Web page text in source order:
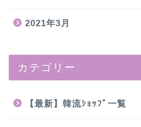
2021年3月
カテゴリー
【最新】韓流ｼｮｯﾌﾟ一覧